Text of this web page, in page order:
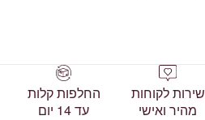
שירות לקוחות
מהיר ואישי
החלפות קלות
עד 14 יום